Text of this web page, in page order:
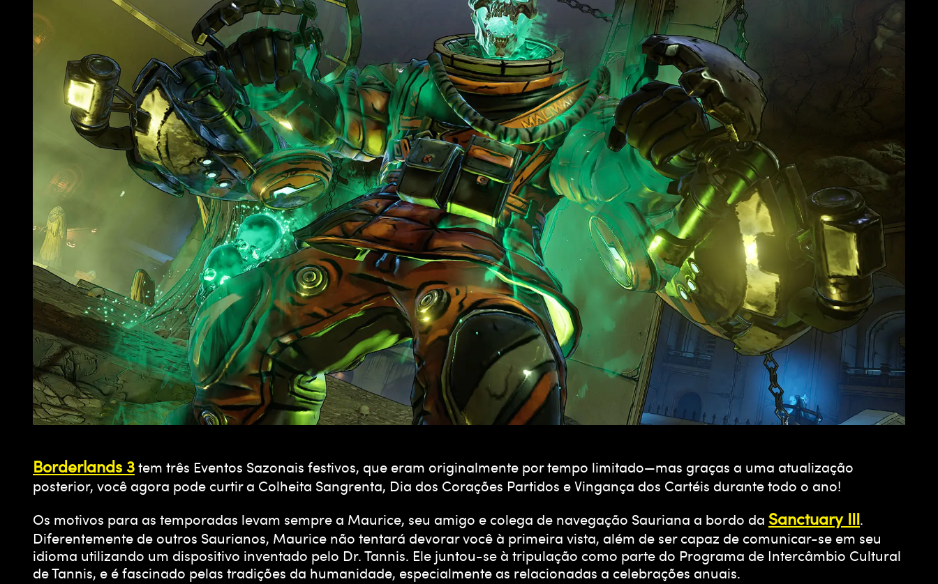
Borderlands 3tem três Eventos Sazonais festivos, que eram originalmente por tempo limitado—mas graças a uma atualização
posterior, você agora pode curtir a Colheita Sangrenta, Dia dos Corações Partidos e Vingança dos Cartéis durante todo o ano!
Os motivos para as temporadas levam sempre a Maurice, seu amigo e colega de navegação Sauriana a bordo da Sanctuary III.
Diferentemente de outros Saurianos, Maurice não tentará devorar você à primeira vista, além de ser capaz de comunicar-se em seu
idioma utilizando um dispositivo inventado pelo Dr. Tannis. Ele juntou-se à tripulação como parte do Programa de Intercâmbio Cultural
de Tannis, e é fascinado pelas tradições da humanidade, especialmente as relacionadas a celebrações anuais.